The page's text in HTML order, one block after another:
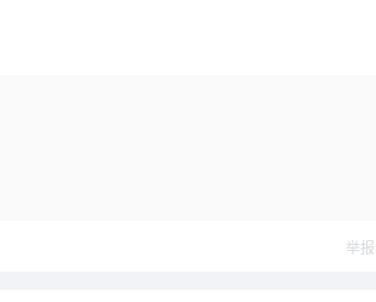
举报